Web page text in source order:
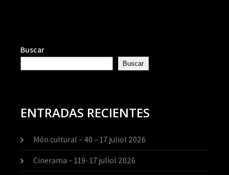
Buscar
Buscar
ENTRADAS RECIENTES
Món cultural – 40 – 17 juliol 2026
Cinerama – 119- 17 juliol 2026